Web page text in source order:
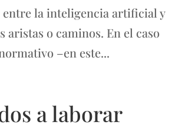
la inteligencia artificial y
o caminos. En el caso
–en este...
a laborar